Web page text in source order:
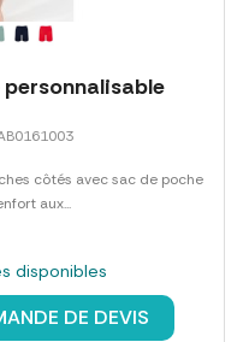
côtés avec sac de poche
aux...
disponibles
DE DEVIS